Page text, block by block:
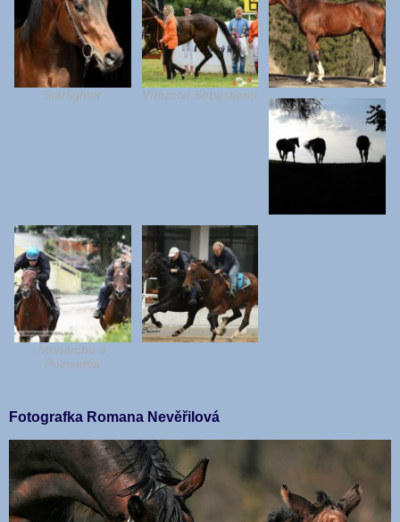
Starfighter Vítězství Sebastiano
Monarcho a
Poinsettia
Fotografka Romana Nevěřilová